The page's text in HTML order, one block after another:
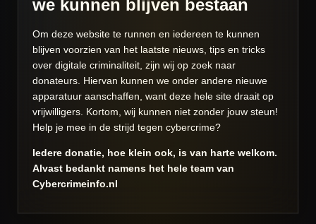
we kunnen blijven bestaan
Om deze website te runnen en iedereen te kunnen
blijven voorzien van het laatste nieuws, tips en tricks
over digitale criminaliteit, zijn wij op zoek naar
donateurs. Hiervan kunnen we onder andere nieuwe
apparatuur aanschaffen, want deze hele site draait op
vrijwilligers. Kortom, wij kunnen niet zonder jouw steun!
Help je mee in de strijd tegen cybercrime?
Iedere donatie, hoe klein ook, is van harte welkom.
Alvast bedankt namens het hele team van
Cybercrimeinfo.nl